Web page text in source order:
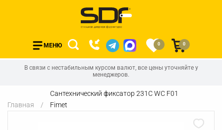
МЕНЮ 0 0
В связи с нестабильным курсом валют, все цены уточняйте у
менеджеров.
Главная
Сантехнический фиксатор 231C WC F01
Fimet